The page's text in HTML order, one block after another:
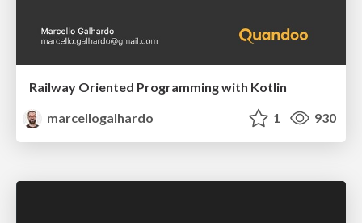
Railway Oriented Programming with Kotlin
marcellogalhardo
1 930